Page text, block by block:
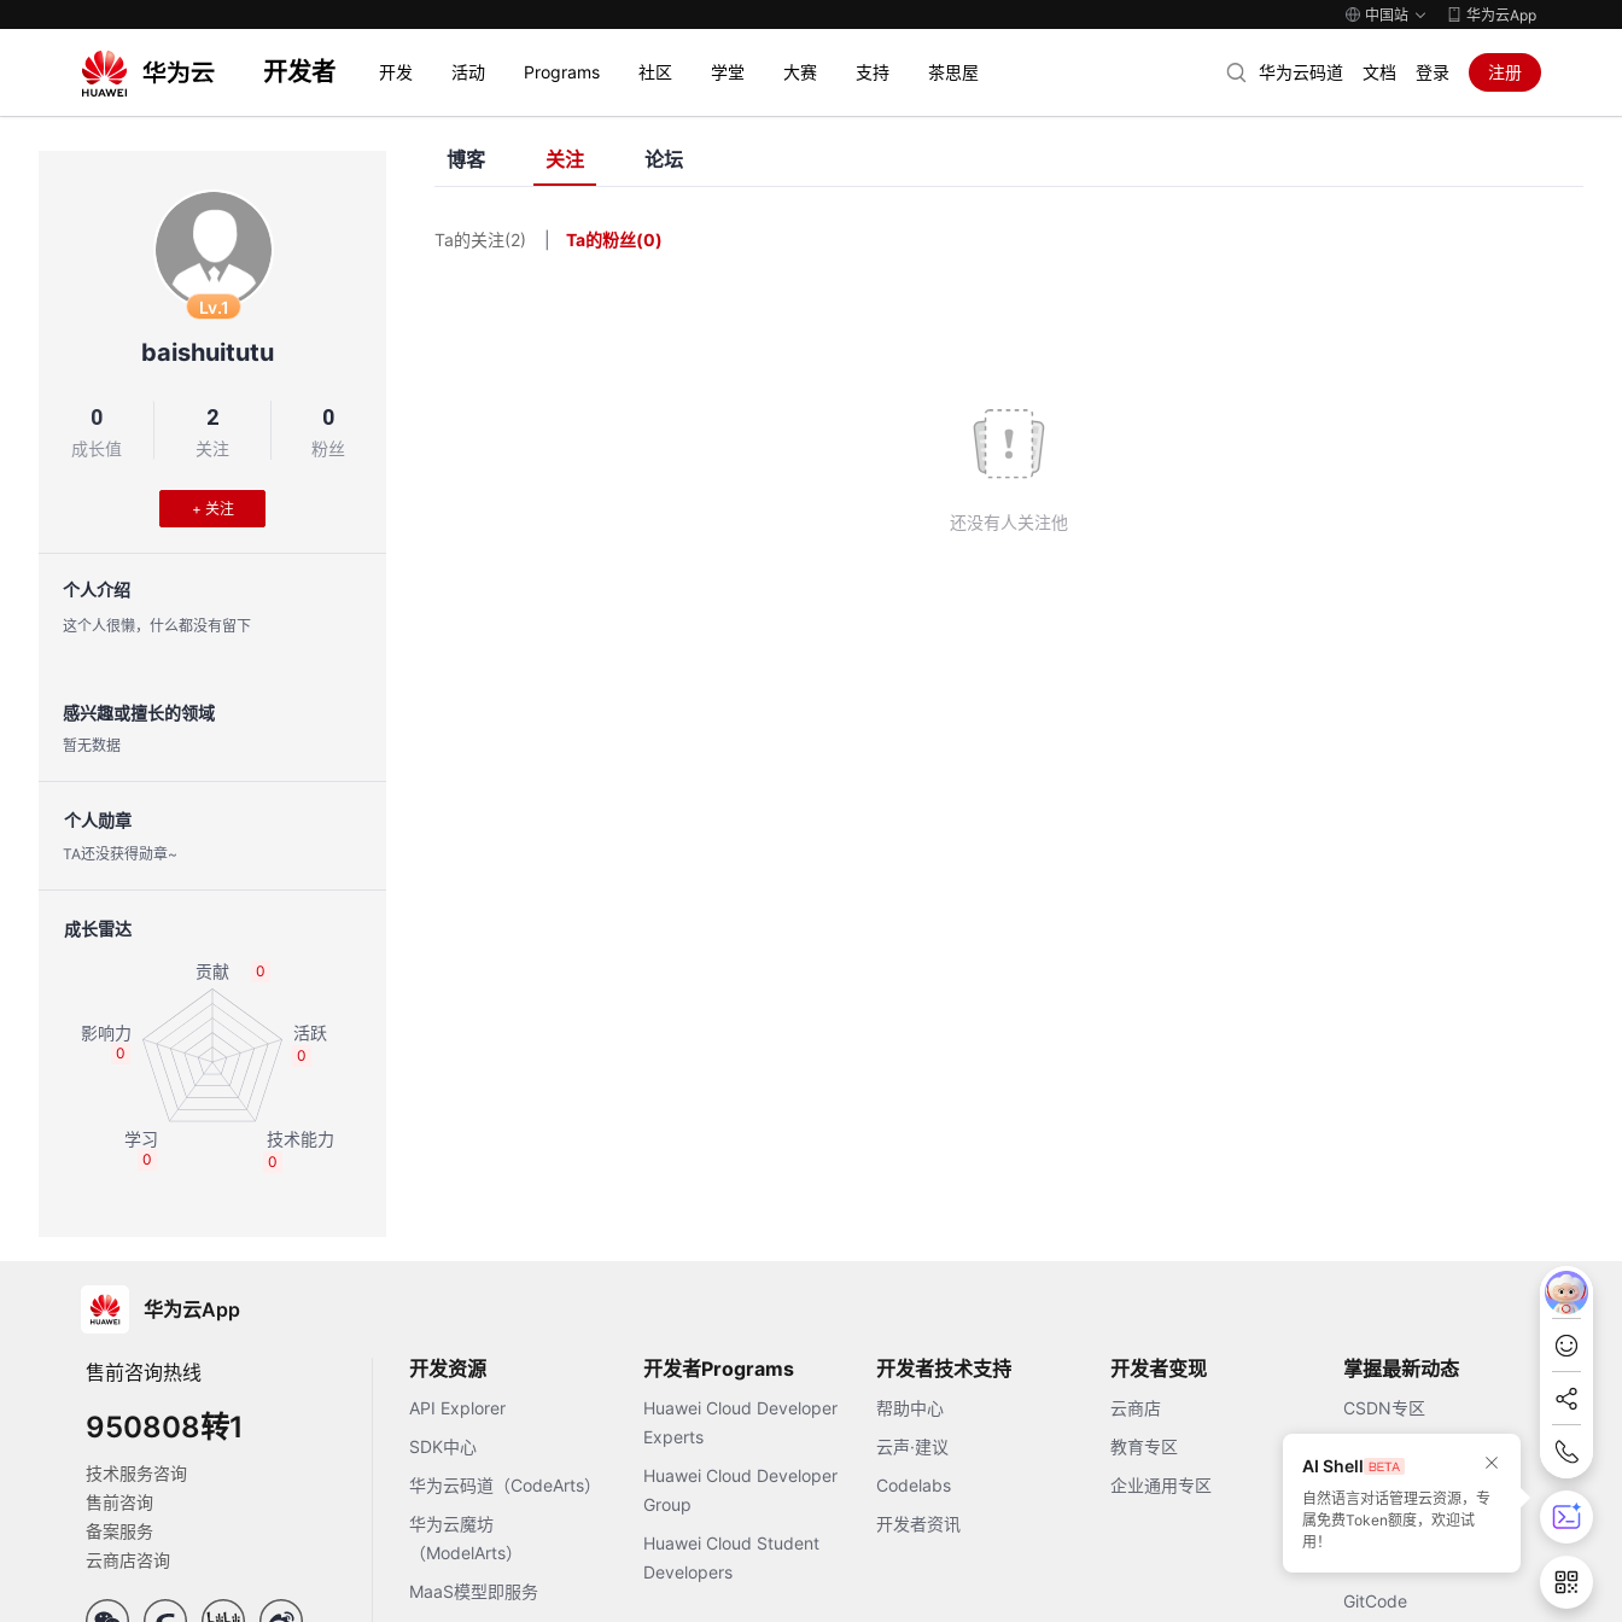
中国站 华为云App
开发者 开发 活动 Programs 社区 学堂 大赛 支持 茶思屋 华为云码道 文档 登录 注册
Lv.1
baishuitutu
0
成长值
2
关注
0
粉丝
+ 关注
个人介绍
这个人很懒，什么都没有留下
感兴趣或擅长的领域
暂无数据
个人勋章
TA还没获得勋章~
成长雷达
0
0
0
0
0
博客 关注 论坛
Ta的关注(2) Ta的粉丝(0)
还没有人关注他
华为云App
售前咨询热线
950808转1
技术服务咨询
售前咨询
备案服务
云商店咨询
开发资源
API Explorer
SDK中心
华为云码道（CodeArts）
华为云魔坊
（ModelArts）
MaaS模型即服务
开发者Programs
Huawei Cloud Developer
Experts
Huawei Cloud Developer
Group
Huawei Cloud Student
Developers
开发者技术支持
帮助中心
云声·建议
Codelabs
开发者资讯
开发者变现
云商店
教育专区
企业通用专区
掌握最新动态
CSDN专区
51CTO
GitCode
AI Shell
自然语言对话管理云资源，专
属免费Token额度，欢迎试
用！